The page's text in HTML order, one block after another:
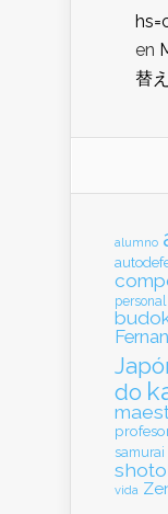
en
替え
alumno
personal
do
samurai
vida